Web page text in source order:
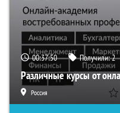
00:37:49 Получили:2
Различные курсы от
Россия